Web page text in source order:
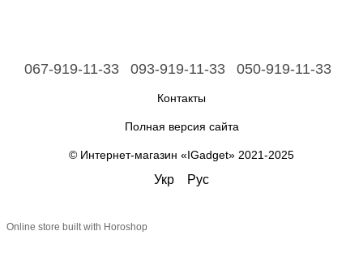
067-919-11-33 093-919-11-33 050-919-11-33
Контакты
Полная версия сайта
© Интернет-магазин «IGadget» 2021-2025
Укр Рус
Online store built with Horoshop